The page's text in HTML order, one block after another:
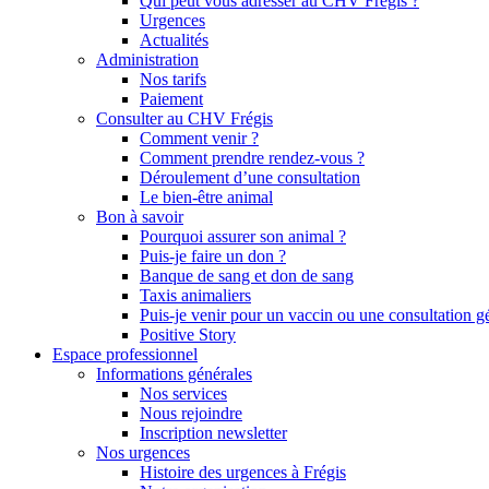
Urgences
Actualités
Administration
Nos tarifs
Paiement
Consulter au CHV Frégis
Comment venir ?
Comment prendre rendez-vous ?
Déroulement d’une consultation
Le bien-être animal
Bon à savoir
Pourquoi assurer son animal ?
Puis-je faire un don ?
Banque de sang et don de sang
Taxis animaliers
Puis-je venir pour un vaccin ou une consultation
Positive Story
Espace professionnel
Informations générales
Nos services
Nous rejoindre
Inscription newsletter
Nos urgences
Histoire des urgences à Frégis